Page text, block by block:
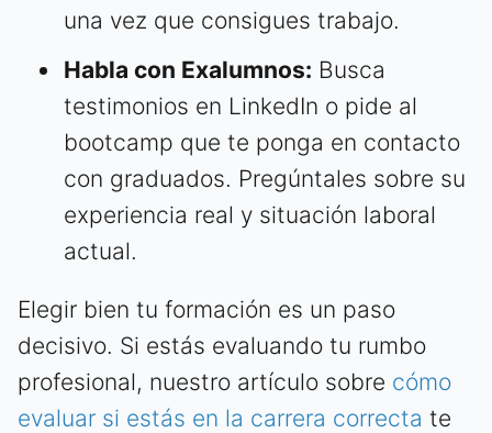
una vez que consigues trabajo.
Habla con Exalumnos: Busca
testimonios en LinkedIn o pide al
bootcamp que te ponga en contacto
con graduados. Pregúntales sobre su
experiencia real y situación laboral
actual.
Elegir bien tu formación es un paso
decisivo. Si estás evaluando tu rumbo
profesional, nuestro artículo sobre cómo
evaluar si estás en la carrera correcta te